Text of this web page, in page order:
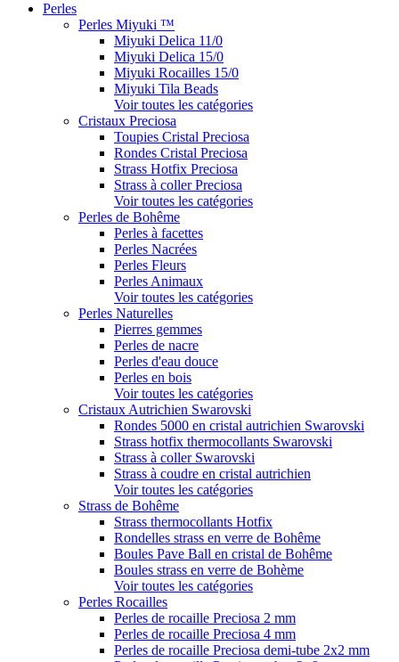
Perles
Perles Miyuki ™
Miyuki Delica 11/0
Miyuki Delica 15/0
Miyuki Rocailles 15/0
Miyuki Tila Beads
Voir toutes les catégories
Cristaux Preciosa
Toupies Cristal Preciosa
Rondes Cristal Preciosa
Strass Hotfix Preciosa
Strass à coller Preciosa
Voir toutes les catégories
Perles de Bohême
Perles à facettes
Perles Nacrées
Perles Fleurs
Perles Animaux
Voir toutes les catégories
Perles Naturelles
Pierres gemmes
Perles de nacre
Perles d'eau douce
Perles en bois
Voir toutes les catégories
Cristaux Autrichien Swarovski
Rondes 5000 en cristal autrichien Swarovski
Strass hotfix thermocollants Swarovski
Strass à coller Swarovski
Strass à coudre en cristal autrichien
Voir toutes les catégories
Strass de Bohême
Strass thermocollants Hotfix
Rondelles strass en verre de Bohême
Boules Pave Ball en cristal de Bohême
Boules strass en verre de Bohème
Voir toutes les catégories
Perles Rocailles
Perles de rocaille Preciosa 2 mm
Perles de rocaille Preciosa 4 mm
Perles de rocaille Preciosa demi-tube 2x2 mm